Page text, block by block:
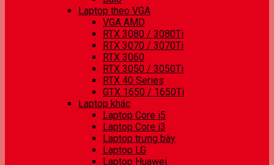
Laptop theo VGA
VGA AMD
RTX 3080 / 3080Ti
RTX 3070 / 3070Ti
RTX 3060
RTX 3050 / 3050Ti
RTX 40 Series
GTX 1650 / 1650Ti
Laptop khác
Laptop Core i5
Laptop Core i3
Laptop trưng bày
Laptop LG
Laptop Huawei